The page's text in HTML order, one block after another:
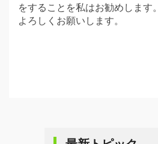
をすることを私はお勧めします。
よろしくお願いします。